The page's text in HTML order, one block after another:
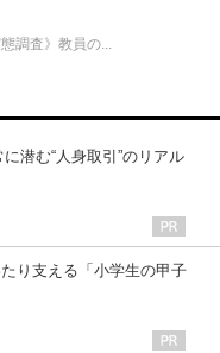
調査》教員の...
潜む“人身取引”のリアル
り支える「小学生の甲子